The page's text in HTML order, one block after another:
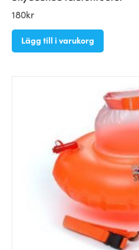
180kr
Lägg till i varukorg